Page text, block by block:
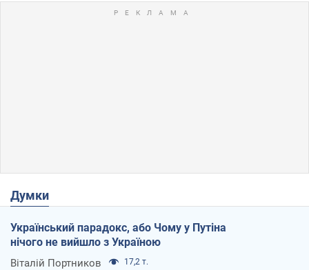
Думки
Український парадокс, або Чому у Путіна
нічого не вийшло з Україною
Віталій Портников 17,2 т.